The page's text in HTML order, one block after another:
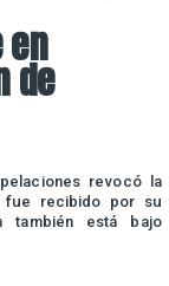
de
revocó la
fue recibido por su
también está bajo